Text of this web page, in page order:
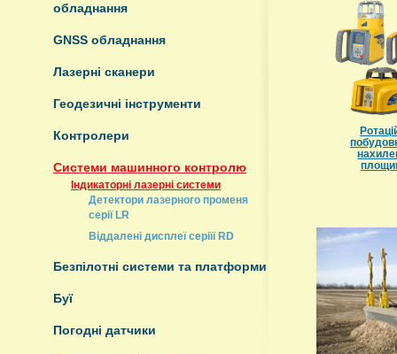
обладнання
GNSS обладнання
Лазерні сканери
Геодезичні інструменти
Контролери
Системи машинного контролю
Індикаторні лазерні системи
Детектори лазерного променя
серії LR
Віддалені дисплеї серіїї RD
Безпілотні системи та платформи
Буї
Погодні датчики